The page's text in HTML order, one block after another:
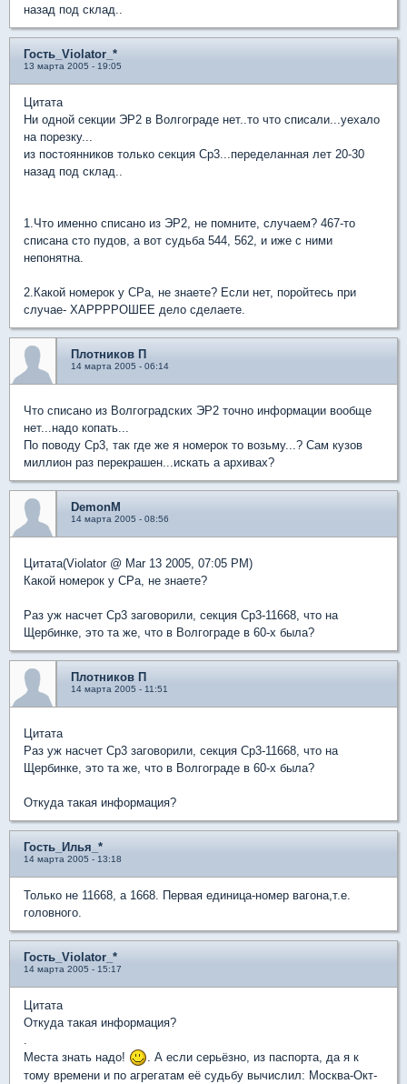
назад под склад..
Гость_Violator_*
13 марта 2005 - 19:05
Цитата
Ни одной секции ЭР2 в Волгограде нет..то что списали...уехало
на порезку...
из постоянников только секция Ср3...переделанная лет 20-30
назад под склад..
1.Что именно списано из ЭР2, не помните, случаем? 467-то
списана сто пудов, а вот судьба 544, 562, и иже с ними
непонятна.
2.Какой номерок у СРа, не знаете? Если нет, поройтесь при
случае- ХАРРРРОШЕЕ дело сделаете.
Плотников П
14 марта 2005 - 06:14
Что списано из Волгоградских ЭР2 точно информации вообще
нет...надо копать...
По поводу Ср3, так где же я номерок то возьму...? Сам кузов
миллион раз перекрашен...искать а архивах?
DemonM
14 марта 2005 - 08:56
Цитата(Violator @ Mar 13 2005, 07:05 PM)
Какой номерок у СРа, не знаете?
Раз уж насчет Ср3 заговорили, секция Ср3-11668, что на
Щербинке, это та же, что в Волгограде в 60-х была?
Плотников П
14 марта 2005 - 11:51
Цитата
Раз уж насчет Ср3 заговорили, секция Ср3-11668, что на
Щербинке, это та же, что в Волгограде в 60-х была?
Откуда такая информация?
Гость_Илья_*
14 марта 2005 - 13:18
Только не 11668, а 1668. Первая единица-номер вагона,т.е.
головного.
Гость_Violator_*
14 марта 2005 - 15:17
Цитата
Откуда такая информация?
Места знать надо!
. А если серьёзно, из паспорта, да я к
тому времени и по агрегатам её судьбу вычислил: Москва-Окт-